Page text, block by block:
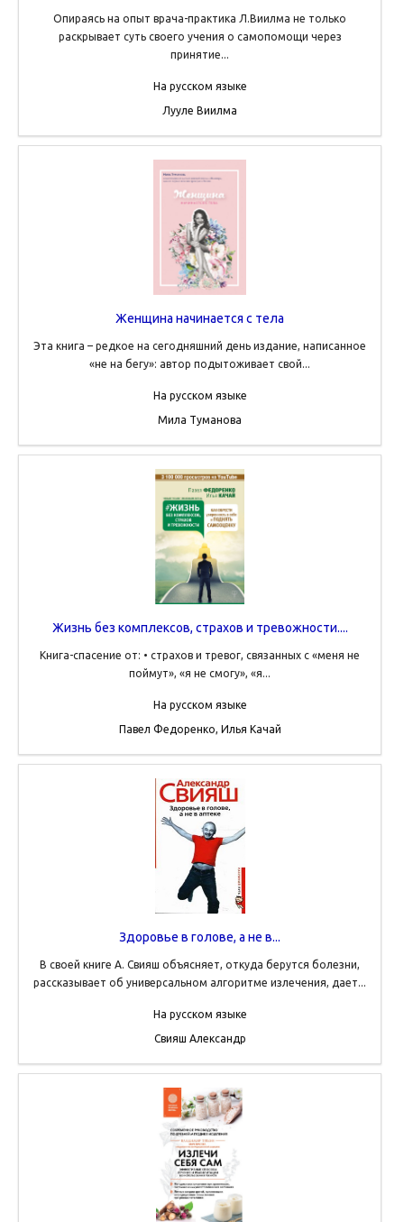
Опираясь на опыт врача-практика Л.Виилма не только
раскрывает суть своего учения о самопомощи через
принятие...
На русском языке
Лууле Виилма
Женщина начинается с тела
Эта книга – редкое на сегодняшний день издание, написанное
«не на бегу»: автор подытоживает свой...
На русском языке
Мила Туманова
Жизнь без комплексов, страхов и тревожности....
Книга-спасение от: • страхов и тревог, связанных с «меня не
поймут», «я не смогу», «я...
На русском языке
Павел Федоренко, Илья Качай
Здоровье в голове, а не в...
В своей книге А. Свияш объясняет, откуда берутся болезни,
рассказывает об универсальном алгоритме излечения, дает...
На русском языке
Свияш Александр